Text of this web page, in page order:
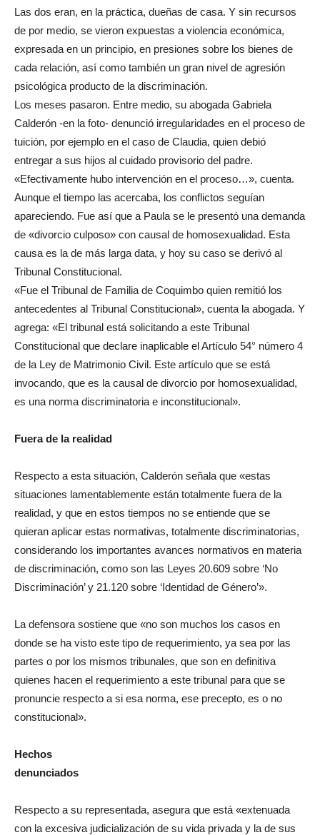
Las dos eran, en la práctica, dueñas de casa. Y sin recursos
de por medio, se vieron expuestas a violencia económica,
expresada en un principio, en presiones sobre los bienes de
cada relación, así como también un gran nivel de agresión
psicológica producto de la discriminación.
Los meses pasaron. Entre medio, su abogada Gabriela
Calderón -en la foto- denunció irregularidades en el proceso de
tuición, por ejemplo en el caso de Claudia, quien debió
entregar a sus hijos al cuidado provisorio del padre.
«Efectivamente hubo intervención en el proceso…», cuenta.
Aunque el tiempo las acercaba, los conflictos seguían
apareciendo. Fue así que a Paula se le presentó una demanda
de «divorcio culposo» con causal de homosexualidad. Esta
causa es la de más larga data, y hoy su caso se derivó al
Tribunal Constitucional.
«Fue el Tribunal de Familia de Coquimbo quien remitió los
antecedentes al Tribunal Constitucional», cuenta la abogada. Y
agrega: «El tribunal está solicitando a este Tribunal
Constitucional que declare inaplicable el Artículo 54° número 4
de la Ley de Matrimonio Civil. Este artículo que se está
invocando, que es la causal de divorcio por homosexualidad,
es una norma discriminatoria e inconstitucional».
Fuera de la realidad
Respecto a esta situación, Calderón señala que «estas
situaciones lamentablemente están totalmente fuera de la
realidad, y que en estos tiempos no se entiende que se
quieran aplicar estas normativas, totalmente discriminatorias,
considerando los importantes avances normativos en materia
de discriminación, como son las Leyes 20.609 sobre ‘No
Discriminación’ y 21.120 sobre ‘Identidad de Género’».
La defensora sostiene que «no son muchos los casos en
donde se ha visto este tipo de requerimiento, ya sea por las
partes o por los mismos tribunales, que son en definitiva
quienes hacen el requerimiento a este tribunal para que se
pronuncie respecto a si esa norma, ese precepto, es o no
constitucional».
Hechos
denunciados
Respecto a su representada, asegura que está «extenuada
con la excesiva judicialización de su vida privada y la de sus